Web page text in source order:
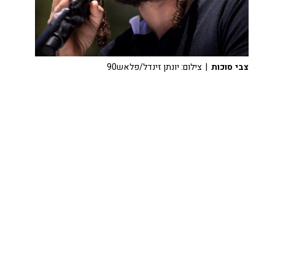
צבי סוכות | צילום: יונתן זינדל/פלאש90